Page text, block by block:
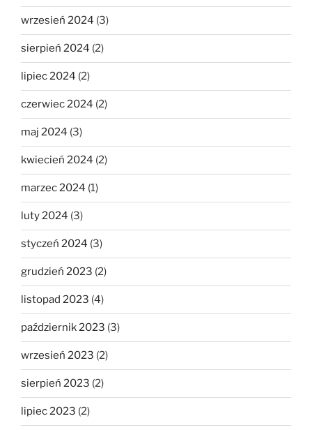
wrzesień 2024 (3)
sierpień 2024 (2)
lipiec 2024 (2)
czerwiec 2024 (2)
maj 2024 (3)
kwiecień 2024 (2)
marzec 2024 (1)
luty 2024 (3)
styczeń 2024 (3)
grudzień 2023 (2)
listopad 2023 (4)
październik 2023 (3)
wrzesień 2023 (2)
sierpień 2023 (2)
lipiec 2023 (2)